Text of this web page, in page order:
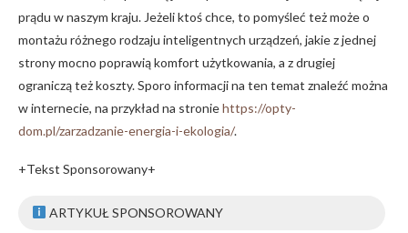
prądu w naszym kraju. Jeżeli ktoś chce, to pomyśleć też może o
montażu różnego rodzaju inteligentnych urządzeń, jakie z jednej
strony mocno poprawią komfort użytkowania, a z drugiej
ograniczą też koszty. Sporo informacji na ten temat znaleźć można
w internecie, na przykład na stroniehttps://opty-
dom.pl/zarzadzanie-energia-i-ekologia/.
+Tekst Sponsorowany+
ARTYKUŁ SPONSOROWANY